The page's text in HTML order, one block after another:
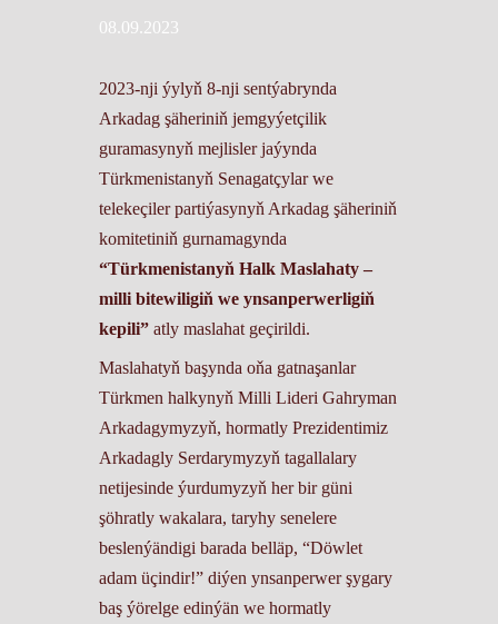
08.09.2023
2023-nji ýylyň 8-nji sentýabrynda
Arkadag şäheriniň jemgyýetçilik
guramasynyň mejlisler jaýynda
Türkmenistanyň Senagatçylar we
telekeçiler partiýasynyň Arkadag şäheriniň
komitetiniň gurnamagynda
“Türkmenistanyň Halk Maslahaty –
milli bitewiligiň we ynsanperwerligiň
kepili” atly maslahat geçirildi.
Maslahatyň başynda oňa gatnaşanlar
Türkmen halkynyň Milli Lideri Gahryman
Arkadagymyzyň, hormatly Prezidentimiz
Arkadagly Serdarymyzyň tagallalary
netijesinde ýurdumyzyň her bir güni
şöhratly wakalara, taryhy senelere
beslenýändigi barada belläp, “Döwlet
adam üçindir!” diýen ynsanperwer şygary
baş ýörelge edinýän we hormatly